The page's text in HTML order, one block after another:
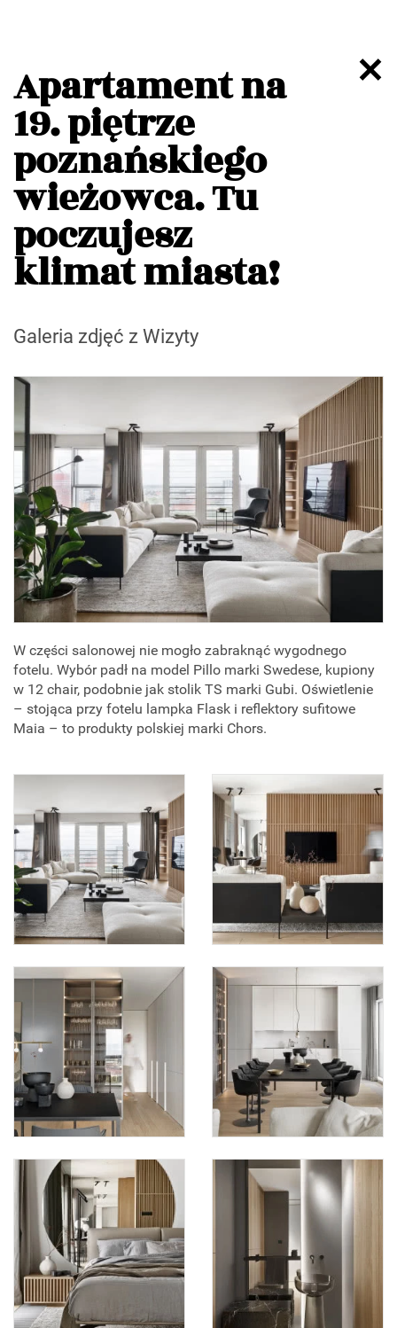
Apartament na
19. piętrze
poznańskiego
wieżowca. Tu
poczujesz
klimat miasta!
Galeria zdjęć z Wizyty
W części salonowej nie mogło zabraknąć wygodnego
fotelu. Wybór padł na model Pillo marki Swedese, kupiony
w 12 chair, podobnie jak stolik TS marki Gubi. Oświetlenie
– stojąca przy fotelu lampka Flask i reflektory sufitowe
Maia – to produkty polskiej marki Chors.